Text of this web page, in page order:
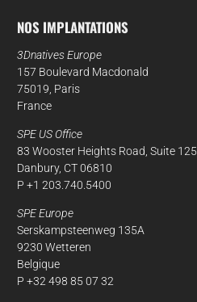
NOS IMPLANTATIONS
3Dnatives Europe
157 Boulevard Macdonald
75019, Paris
France
SPE US Office
83 Wooster Heights Road, Suite 125
Danbury, CT 06810
P +1 203.740.5400
SPE Europe
Serskampsteenweg 135A
9230 Wetteren
Belgique
P +32 498 85 07 32